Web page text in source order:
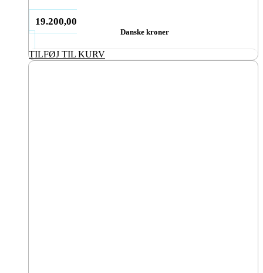
19.200,00
Danske kroner
TILFØJ TIL KURV